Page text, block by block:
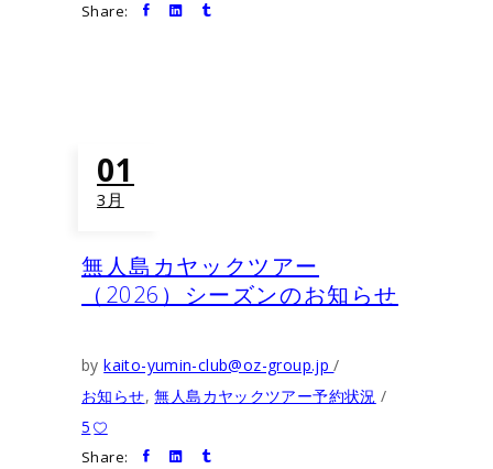
Share:
01
3月
無人島カヤックツアー
（2026）シーズンのお知らせ
bykaito-yumin-club@oz-group.jp
お知らせ,無人島カヤックツアー予約状況
5
Share: